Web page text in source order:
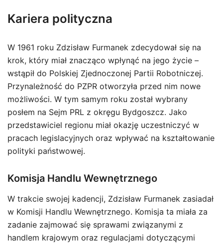
Kariera polityczna
W 1961 roku Zdzisław Furmanek zdecydował się na
krok, który miał znacząco wpłynąć na jego życie –
wstąpił do Polskiej Zjednoczonej Partii Robotniczej.
Przynależność do PZPR otworzyła przed nim nowe
możliwości. W tym samym roku został wybrany
posłem na Sejm PRL z okręgu Bydgoszcz. Jako
przedstawiciel regionu miał okazję uczestniczyć w
pracach legislacyjnych oraz wpływać na kształtowanie
polityki państwowej.
Komisja Handlu Wewnętrznego
W trakcie swojej kadencji, Zdzisław Furmanek zasiadał
w Komisji Handlu Wewnętrznego. Komisja ta miała za
zadanie zajmować się sprawami związanymi z
handlem krajowym oraz regulacjami dotyczącymi